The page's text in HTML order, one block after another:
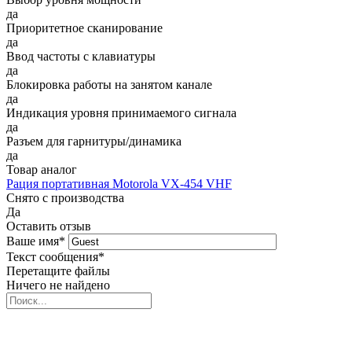
да
Приоритетное сканирование
да
Ввод частоты с клавиатуры
да
Блокировка работы на занятом канале
да
Индикация уровня принимаемого сигнала
да
Разъем для гарнитуры/динамика
да
Товар аналог
Рация портативная Motorola VX-454 VHF
Снято с производства
Да
Оставить отзыв
Ваше имя*
Текст сообщения*
Перетащите файлы
Ничего не найдено